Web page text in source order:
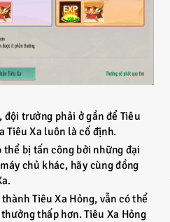
đội trưởng phải ở gần để Tiêu
Tiêu Xa luôn là cố định.
thể bị tấn công bởi những đại
chủ khác, hãy cùng đồng
Tiêu Xa Hỏng, vẫn có thể
thấp hơn. Tiêu Xa Hỏng